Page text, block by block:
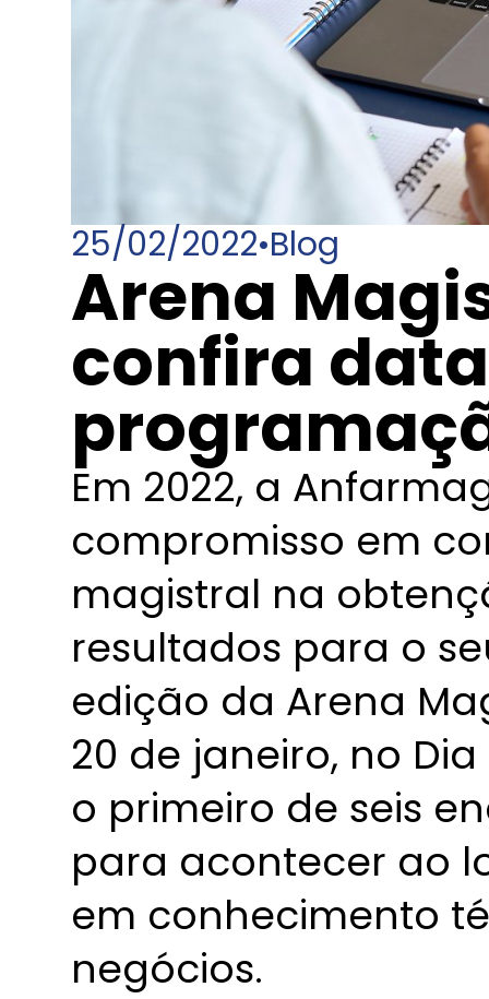
25/02/2022•Blog
Arena
confira
Em 2022, a
compromisso em
magistral na
resultados para o
edição da Arena
20 de janeiro, no
o primeiro de seis
para acontecer ao
em conhecimento
negócios.